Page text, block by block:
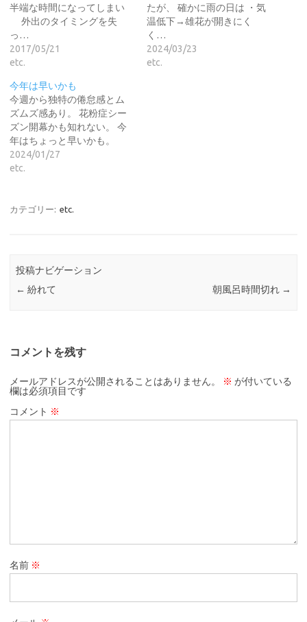
半端な時間になってしまい
外出のタイミングを失
っ…
2017/05/21
etc.
たが、 確かに雨の日は ・気
温低下→雄花が開きにく
く…
2024/03/23
etc.
今年は早いかも
今週から独特の倦怠感とム
ズムズ感あり。 花粉症シー
ズン開幕かも知れない。 今
年はちょっと早いかも。
2024/01/27
etc.
カテゴリー: etc.
投稿ナビゲーション
← 紛れて 朝風呂時間切れ →
コメントを残す
メールアドレスが公開されることはありません。 ※ が付いている
欄は必須項目です
コメント ※
名前 ※